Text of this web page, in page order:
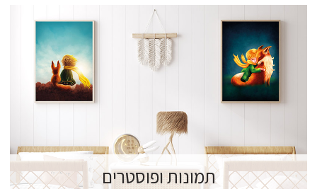
תמונות ופוסטרים